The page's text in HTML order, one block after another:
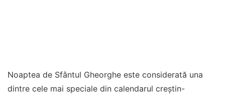
Noaptea de Sfântul Gheorghe este considerată una
dintre cele mai speciale din calendarul creștin-